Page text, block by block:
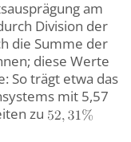
am
Division der
die Summe der
diese Werte
So trägt etwa das
mit 5,57
zu